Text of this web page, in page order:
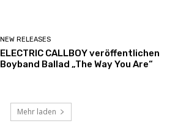
NEW RELEASES
ELECTRIC CALLBOY veröffentlichen
Boyband Ballad „The Way You Are“
Mehr laden